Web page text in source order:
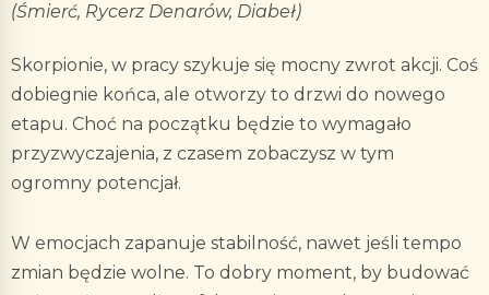
(Śmierć, Rycerz Denarów, Diabeł)
Skorpionie, w pracy szykuje się mocny zwrot akcji. Coś
dobiegnie końca, ale otworzy to drzwi do nowego
etapu. Choć na początku będzie to wymagało
przyzwyczajenia, z czasem zobaczysz w tym
ogromny potencjał.
W emocjach zapanuje stabilność, nawet jeśli tempo
zmian będzie wolne. To dobry moment, by budować